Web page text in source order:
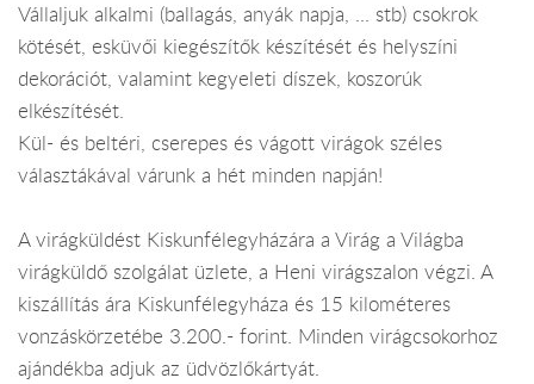
Vállaljuk alkalmi (ballagás, anyák napja, ... stb) csokrok
kötését, esküvői kiegészítők készítését és helyszíni
dekorációt, valamint kegyeleti díszek, koszorúk
elkészítését.
Kül- és beltéri, cserepes és vágott virágok széles
választákával várunk a hét minden napján!
A virágküldést Kiskunfélegyházára a Virág a Világba
virágküldő szolgálat üzlete, a Heni virágszalon végzi. A
kiszállítás ára Kiskunfélegyháza és 15 kilométeres
vonzáskörzetébe 3.200.- forint. Minden virágcsokorhoz
ajándékba adjuk az üdvözlőkártyát.